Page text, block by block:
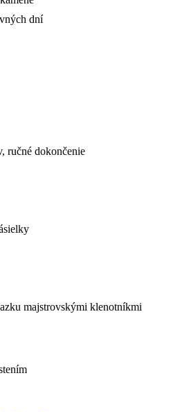
dní
ručné dokončenie
majstrovskými klenotníkmi